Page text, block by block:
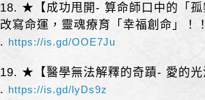
18. ★【成功甩開- 算命師口中的「孤
改寫命運，靈魂療育「幸福創命」！
. https://is.gd/OOE7Ju
19. ★【醫學無法解釋的奇蹟- 愛的光
. https://is.gd/lyDs9z